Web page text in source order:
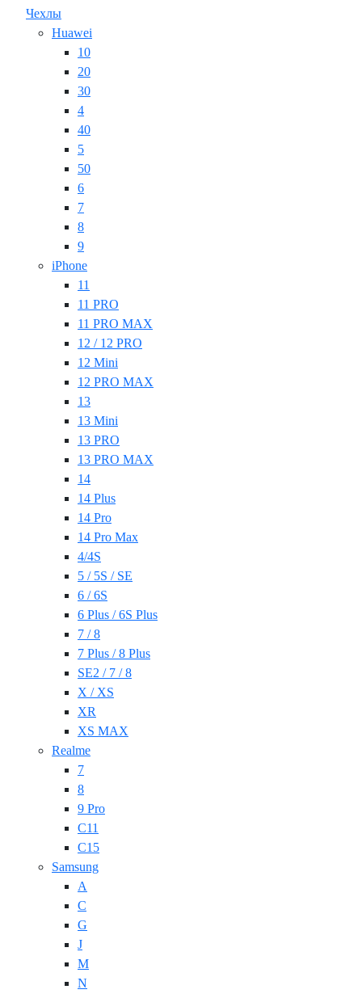
Чехлы
Huawei
10
20
30
4
40
5
50
6
7
8
9
iPhone
11
11 PRO
11 PRO MAX
12 / 12 PRO
12 Mini
12 PRO MAX
13
13 Mini
13 PRO
13 PRO MAX
14
14 Plus
14 Pro
14 Pro Max
4/4S
5 / 5S / SE
6 / 6S
6 Plus / 6S Plus
7 / 8
7 Plus / 8 Plus
SE2 / 7 / 8
X / XS
XR
XS MAX
Realme
7
8
9 Pro
C11
C15
Samsung
A
C
G
J
M
N